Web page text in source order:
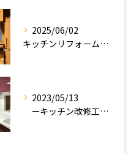
2025/06/02
キッチンリフォーム工事
2023/05/13
ーキッチン改修工事ー